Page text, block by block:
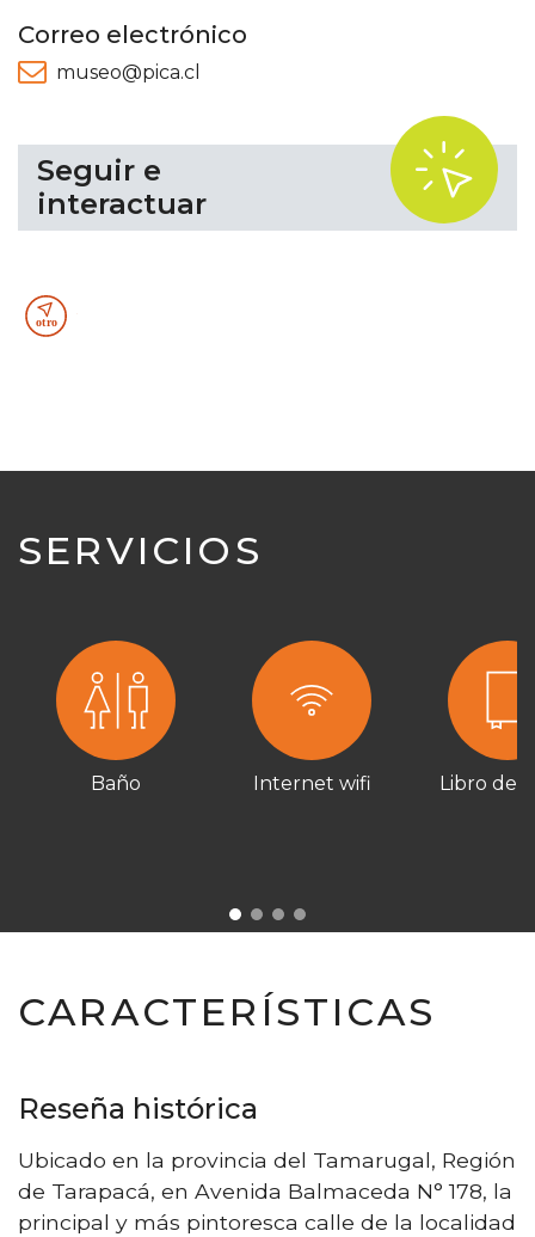
Correo electrónico
museo@pica.cl
Seguir e
interactuar
.
SERVICIOS
Baño Internet wifi Libro de
CARACTERÍSTICAS
Reseña histórica
Ubicado en la provincia del Tamarugal, Región
de Tarapacá, en Avenida Balmaceda N° 178, la
principal y más pintoresca calle de la localidad